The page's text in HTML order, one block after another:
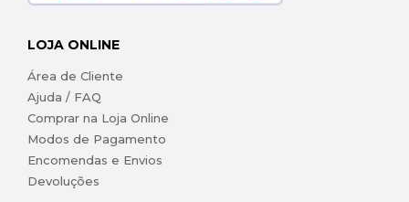
LOJA ONLINE
Área de Cliente
Ajuda / FAQ
Comprar na Loja Online
Modos de Pagamento
Encomendas e Envios
Devoluções